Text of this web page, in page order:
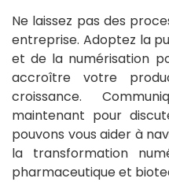
Ne laissez pas des
entreprise. Adoptez la
et de la numérisation
accroître votre
croissance.
maintenant pour
pouvons vous aider à
la transformation
pharmaceutique et